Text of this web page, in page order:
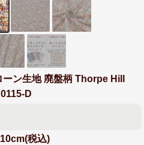
ン生地 廃盤柄 Thorpe Hill
D
税込)